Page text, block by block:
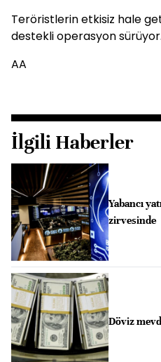
Teröristlerin etkisiz hale
destekli operasyon sürüyor.
AA
İlgili Haberler
Yabancı
zirvesinde
Döviz